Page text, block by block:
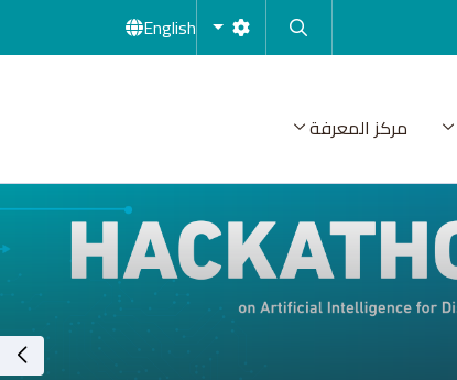
English
مركز المعرفة